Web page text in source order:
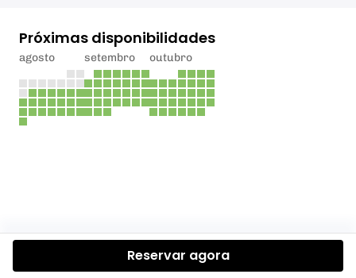
Próximas disponibilidades
agosto setembro outubro
Reservar agora